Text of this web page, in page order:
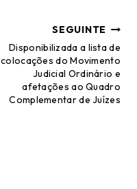
SEGUINTE
Disponibilizada a lista de
colocações do Movimento
Judicial Ordinário e
afetações ao Quadro
Complementar de Juízes